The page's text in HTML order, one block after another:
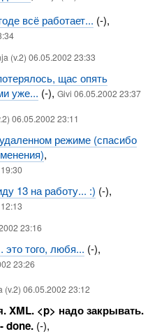
всё работает... (-),
(v.2) 06.05.2002 23:33
щас опять
уже... (-),Givi 06.05.2002 23:37
06.05.2002 23:11
режиме (спасибо
,
13 на работу... :) (-),
23:16
это того, любя... (-),
23:26
(v.2) 06.05.2002 23:12
XML. <p> надо закрывать.
done. (-),